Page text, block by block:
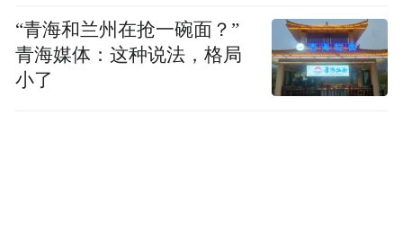
“青海和兰州在抢一碗面？”
青海媒体：这种说法，格局
小了